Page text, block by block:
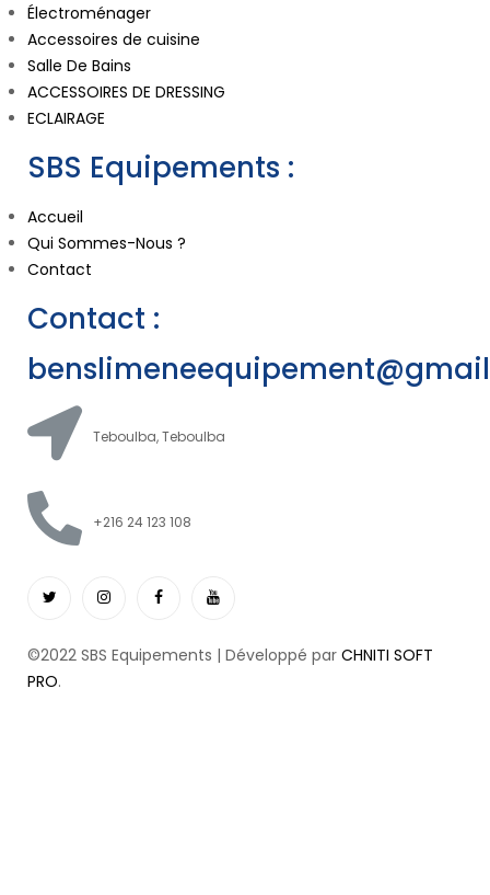
Électroménager
Accessoires de cuisine
Salle De Bains
ACCESSOIRES DE DRESSING
ECLAIRAGE
SBS Equipements :
Accueil
Qui Sommes-Nous ?
Contact
Contact :
Teboulba, Teboulba
+216 24 123 108
©2022 SBS Equipements | Développé par CHNITI SOFT
PRO.